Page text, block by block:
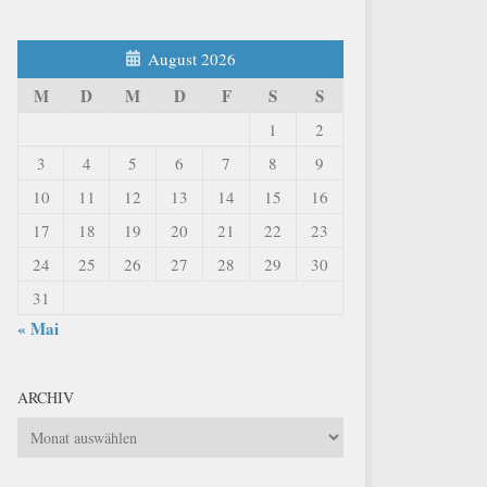
August 2026
M D M D F S S
1
2
3
4 5 6 7 8
9
10
11 12 13 14 15
16
17
18 19 20 21 22
23
24
25 26 27 28 29
30
31
« Mai
ARCHIV
Archiv